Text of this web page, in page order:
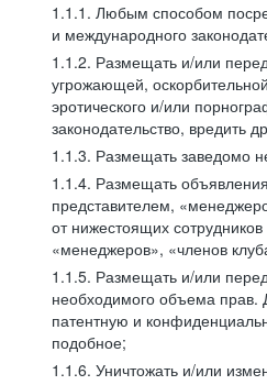
1.1.1. Любым способом
и международного
1.1.2. Размещать и/или
угрожающей,
эротического и/или
законодательство, вредить
1.1.3. Размещать заведомо
1.1.4. Размещать
представителем,
от нижестоящих
«менеджеров», «членов
1.1.5. Размещать и/или
необходимого объема прав.
патентную и
подобное;
1.1.6. Уничтожать и/или